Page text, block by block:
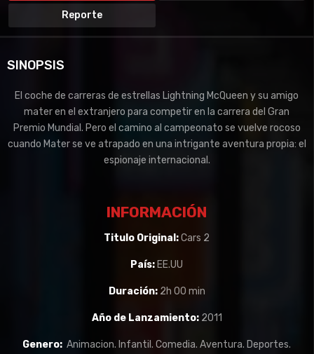
Reporte
SINOPSIS
El coche de carreras de estrellas Lightning McQueen y su amigo
mater en el extranjero para competir en la carrera del Gran
Premio Mundial. Pero el camino al campeonato se vuelve rocoso
cuando Mater se ve atrapado en una intrigante aventura propia: el
espionaje internacional.
INFORMACIÓN
Titulo Original:Cars 2
País: EE.UU
Duración: 2h 00 min
Año de Lanzamiento:2011
Genero: Animacion. Infantil. Comedia. Aventura. Deportes.